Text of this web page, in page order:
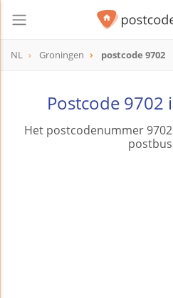
NL Groningen postcode 9702
Postcode 9702
Het postcodenummer